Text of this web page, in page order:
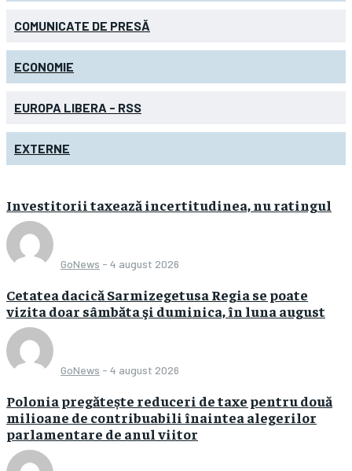
COMUNICATE DE PRESĂ
ECONOMIE
EUROPA LIBERA - RSS
EXTERNE
Investitorii taxează incertitudinea, nu ratingul
GoNews - 4 august 2026
Cetatea dacică Sarmizegetusa Regia se poate
vizita doar sâmbăta şi duminica, în luna august
GoNews - 4 august 2026
Polonia pregătește reduceri de taxe pentru două
milioane de contribuabili înaintea alegerilor
parlamentare de anul viitor